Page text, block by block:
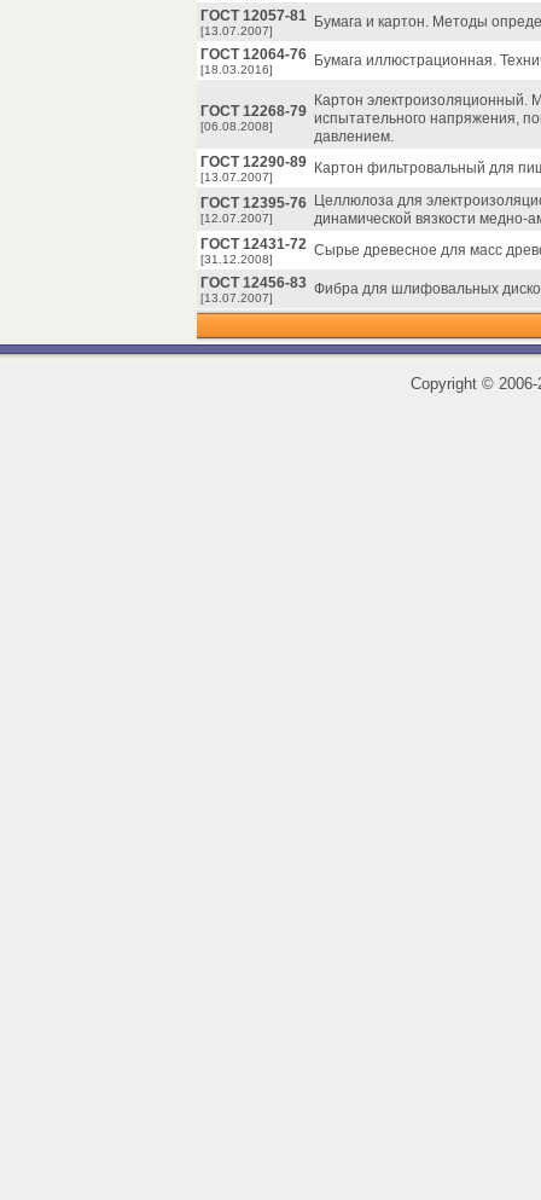
ГОСТ 12057-81
[13.07.2007]
Бумага и картон. Методы
ГОСТ 12064-76
[18.03.2016]
Бумага иллюстрационная.
ГОСТ 12268-79
[06.08.2008]
Картон электроизоляционный.
испытательного напряжения,
давлением.
ГОСТ 12290-89
[13.07.2007]
Картон фильтровальный для
ГОСТ 12395-76
[12.07.2007]
Целлюлоза для
динамической вязкости медно-
ГОСТ 12431-72
[31.12.2008]
Сырье древесное для масс
ГОСТ 12456-83
[13.07.2007]
Фибра для шлифовальных
Copyright ©